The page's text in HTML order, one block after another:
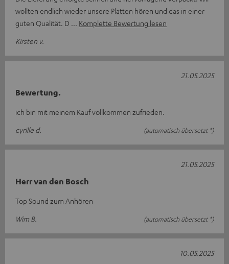
wollten endlich wieder unsere Platten hören und das in einer
guten Qualität. D
Komplette Bewertung lesen
Kirsten v.
Bewertung.
ich bin mit meinem Kauf vollkommen zufrieden.
cyrille d.
(automatisch übersetzt *)
21.05.2025
Herr van den Bosch
Top Sound zum Anhören
Wim B.
(automatisch übersetzt *)
21.05.2025
10.05.2025